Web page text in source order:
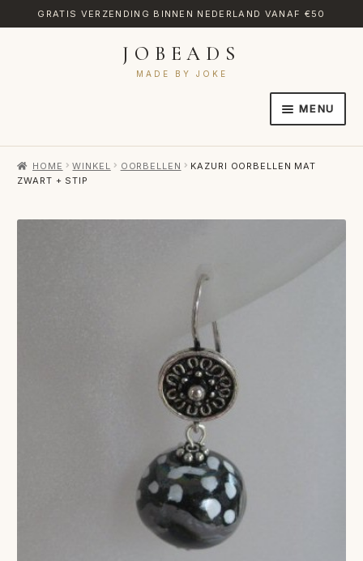
GRATIS VERZENDING BINNEN NEDERLAND VANAF €50
JOBEADS
MADE BY JOKE
MENU
AFREKENEN
HOME WINKEL OORBELLEN
KAZURI OORBELLEN MAT
ZWART + STIP